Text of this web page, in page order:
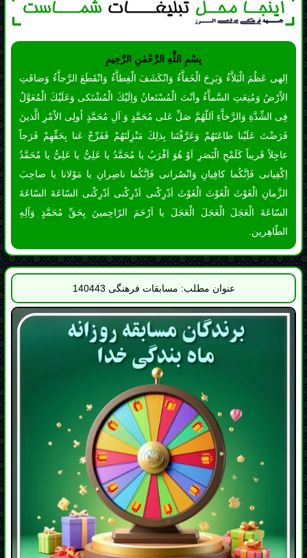
فِى الشِّدَّةِ وَالرَّخاَّءِ اَللّهُمَّ صَلِّ عَلى مُحَمَّدٍ وَ آلِ مُحَمَّدٍ اُولِى الاْمْرِ الَّذينَ
عاجِلاً قَريباً كَلَمْحِ الْبَصَرِ اَوْ هُوَ اَقْرَبُ يا مُحَمَّدُ يا عَلِىُّ يا عَلِىُّ يا مُحَمَّدُ
اِكْفِيانى فَاِنَّكُما كافِيانِ وَانْصُرانى فَاِنَّكُما ناصِرانِ يا مَوْلانا يا صاحِبَ
الزَّمانِ الْغَوْثَ الْغَوْثَ الْغَوْثَ اَدْرِكْنى اَدْرِكْنى اَدْرِكْنى السّاعَةَ السّاعَةَ
السّاعَةَ الْعَجَلَ الْعَجَلَ الْعَجَلَ يا اَرْحَمَ الرّاحِمينَ بِحَقِّ مُحَمَّدٍ وَآلِهِ
الطّاهِرين.
عنوان مطلب: مسابقات فرهنگی 140443